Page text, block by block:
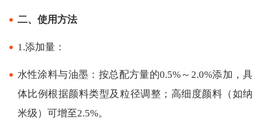
二、使用方法
1.添加量：
水性涂料与油墨：按总配方量的0.5%～2.0%添加，具
体比例根据颜料类型及粒径调整；高细度颜料（如纳
米级）可增至2.5%。